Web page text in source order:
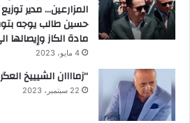
المزارعين… مدير
حسين طالب يوجه
مادة الكاز وإيصالها
4 مايو، 2023
“زماااان الشيييخ
22 سبتمبر، 2023